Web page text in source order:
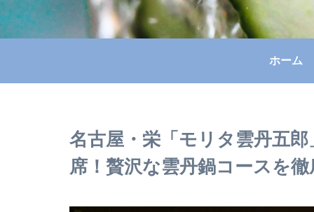
ホーム
名古屋・栄「モリタ雲丹五
席！贅沢な雲丹鍋コースを